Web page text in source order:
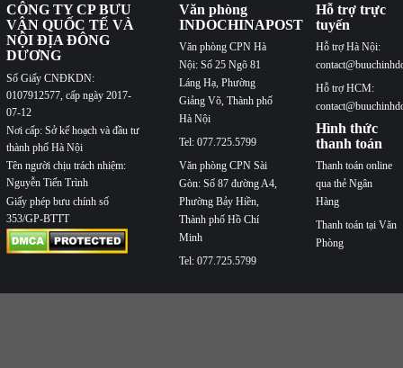
CÔNG TY CP BƯU
VẬN QUỐC TẾ VÀ
NỘI ĐỊA ĐÔNG
DƯƠNG
Số Giấy CNĐKDN:
0107912577, cấp ngày 2017-
07-12
Nơi cấp: Sở kế hoạch và đầu tư
thành phố Hà Nội
Tên người chịu trách nhiệm:
Nguyễn Tiến Trình
Giấy phép bưu chính số
353/GP-BTTT
Văn phòng
INDOCHINAPOST
Văn phòng CPN Hà
Nội: Số 25 Ngõ 81
Láng Hạ, Phường
Giảng Võ, Thành phố
Hà Nội
Tel: 077.725.5799
Văn phòng CPN Sài
Gòn: Số 87 đường A4,
Phường Bảy Hiền,
Thành phố Hồ Chí
Minh
Tel: 077.725.5799
Hỗ trợ trực
tuyến
Hỗ trợ Hà Nội:
Hỗ trợ HCM:
Hình thức
thanh toán
Thanh toán online
qua thẻ Ngân
Hàng
Thanh toán tại Văn
Phòng